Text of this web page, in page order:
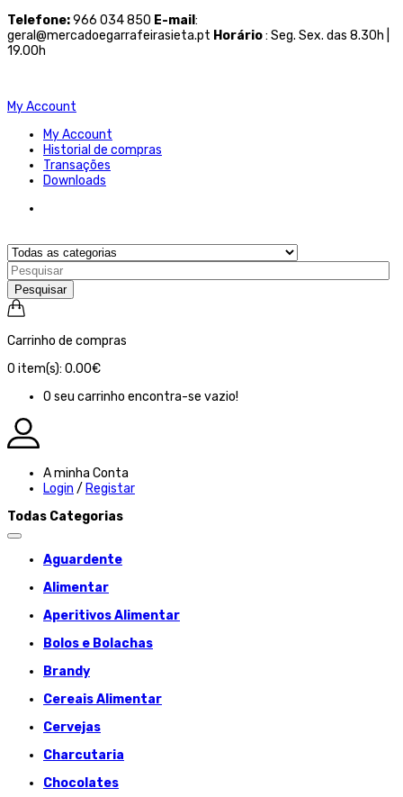
Telefone:966 034 850 E-mail :
geral@mercadoegarrafeirasieta.pt Horário: Seg. Sex. das 8.30h |
19.00h
My Account
My Account
Historial de compras
Transações
Downloads
Pesquisar
Carrinho de compras
0 item(s): 0.00€
O seu carrinho encontra-se vazio!
A minha Conta
Login / Registar
Todas Categorias
Aguardente
Alimentar
Aperitivos Alimentar
Bolos e Bolachas
Brandy
Cereais Alimentar
Cervejas
Charcutaria
Chocolates